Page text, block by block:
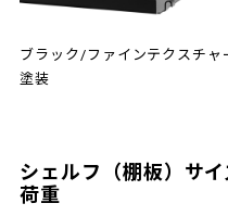
ブラック/ファインテクスチャ
塗装
シェルフ（棚板）サ
荷重